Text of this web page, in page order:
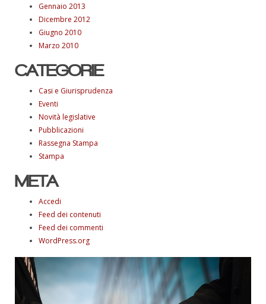
Gennaio 2013
Dicembre 2012
Giugno 2010
Marzo 2010
CATEGORIE
Casi e Giurisprudenza
Eventi
Novità legislative
Pubblicazioni
Rassegna Stampa
Stampa
META
Accedi
Feed dei contenuti
Feed dei commenti
WordPress.org